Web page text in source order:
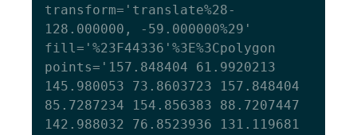
transform='translate%28-
128.000000, -59.000000%29'
fill='%23F44336'%3E%3Cpolygon
points='157.848404 61.9920213
145.980053 73.8603723 157.848404
85.7287234 154.856383 88.7207447
142.988032 76.8523936 131.119681